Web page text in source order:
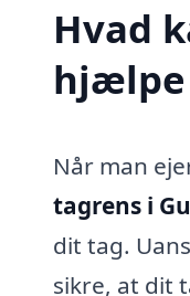
Hvad
hjælpe
Når man
tagrens i
dit tag.
sikre, at dit